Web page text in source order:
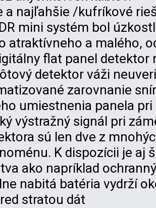
a najľahšie /kufríkové
mini systém bol
atraktívneho a malého,
flat panel detektor
detektor váži
zarovnanie
umiestnenia panela
výstražný signál pri
sú len dve z
K dispozícii je aj
ako napríklad
nabitá batéria vydrží
stratou dát